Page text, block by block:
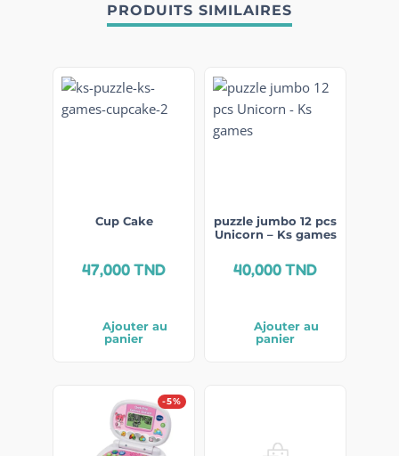
PRODUITS SIMILAIRES
Cup Cake
47,000TND
Ajouter au
panier
puzzle jumbo 12 pcs
Unicorn – Ks games
40,000TND
Ajouter au
panier
-5%